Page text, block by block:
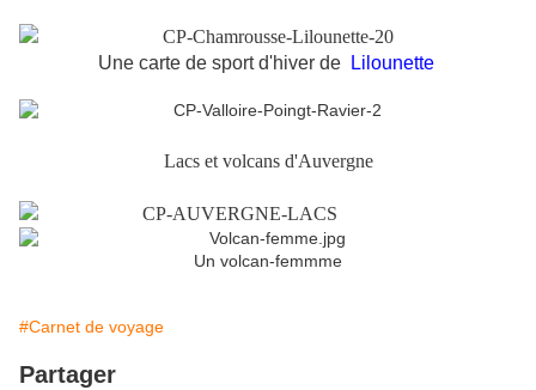
Une carte de sport d'hiver de Lilounette
Lacs et volcans d'Auvergne
Un volcan-femmme
#Carnet de voyage
Partager